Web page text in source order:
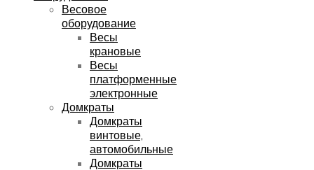
Весовое
оборудование
Весы
крановые
Весы
платформенные
электронные
Домкраты
Домкраты
винтовые,
автомобильные
Домкраты